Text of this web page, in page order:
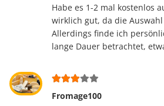
Habe es 1-2 mal kostenlos
wirklich gut, da die
Allerdings finde ich
lange Dauer betrachtet,
Fromage100